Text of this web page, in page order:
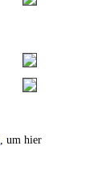
, um hier